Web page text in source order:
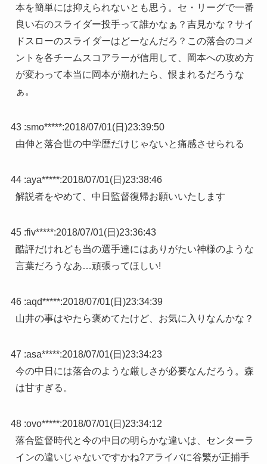
本を簡単には抑えられないとも思う。セ・リーグで一番
良い右のスライダー投手って誰かなぁ？吉見かな？サイ
ドスローのスライダーはどーなんだろ？この落合のコメ
ントを各チームスコアラーが信用して、岡本への攻め方
が変わって本当に岡本が崩れたら、恨まれるだろうな
ぁ。
43 :smo*****:2018/07/01(日)23:39:50
由伸と落合世の中学歴だけじゃないと痛感させられる
44 :aya*****:2018/07/01(日)23:38:46
解説者をやめて、中日監督復帰お願いいたします
45 :fiv*****:2018/07/01(日)23:36:43
酷評だけれども当の選手達にはありがたい神様のような
言葉だろうなあ…頑張ってほしい!
46 :aqd*****:2018/07/01(日)23:34:39
山井の事はやたら褒めてたけど、お気に入りなんかな？
47 :asa*****:2018/07/01(日)23:34:23
今の中日には落合のような厳しさが必要なんだろう。森
は甘すぎる。
48 :ovo*****:2018/07/01(日)23:34:12
落合監督時代と今の中日の明らかな違いは、センターラ
インの違いじゃないですかね?アライバに谷繁が正捕手